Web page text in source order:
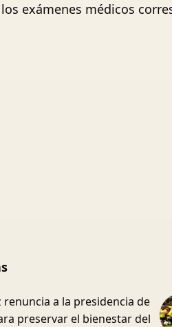
exámenes médicos
a la presidencia de
preservar el bienestar del